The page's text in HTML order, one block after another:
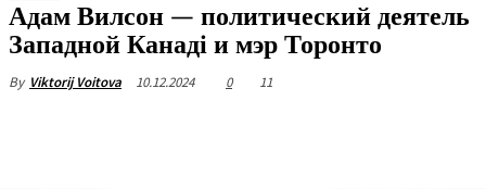
Адам Вилсон — политический деятель
Западной Канаді и мэр Торонто
By Viktorij Voitova 10.12.2024 0 11